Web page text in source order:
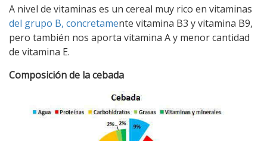
A nivel de vitaminas es un cereal muy rico en vitaminas
del grupo B, concretamente vitamina B3 y vitamina B9,
pero también nos aporta vitamina A y menor cantidad
de vitamina E.
Composición de la cebada